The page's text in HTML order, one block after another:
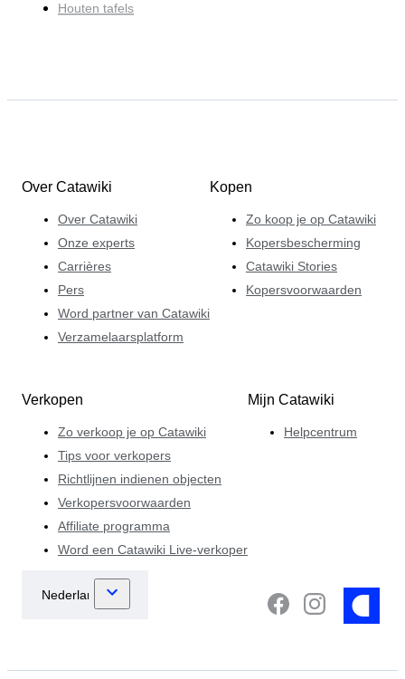
Houten tafels
Over Catawiki
Over Catawiki
Onze experts
Carrières
Pers
Word partner van Catawiki
Verzamelaarsplatform
Kopen
Zo koop je op Catawiki
Kopersbescherming
Catawiki Stories
Kopersvoorwaarden
Verkopen
Zo verkoop je op Catawiki
Tips voor verkopers
Richtlijnen indienen objecten
Verkopersvoorwaarden
Affiliate programma
Word een Catawiki Live-verkoper
Mijn Catawiki
Helpcentrum